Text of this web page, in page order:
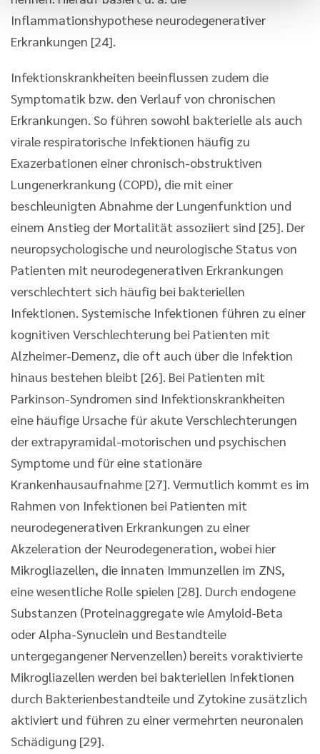
Inflammationshypothese neurodegenerativer
Erkrankungen [24].
Infektionskrankheiten beeinflussen zudem die
Symptomatik bzw. den Verlauf von chronischen
Erkrankungen. So führen sowohl bakterielle als auch
virale respiratorische Infektionen häufig zu
Exazerbationen einer chronisch-obstruktiven
Lungenerkrankung (COPD), die mit einer
beschleunigten Abnahme der Lungenfunktion und
einem Anstieg der Mortalität assoziiert sind [25]. Der
neuropsychologische und neurologische Status von
Patienten mit neurodegenerativen Erkrankungen
verschlechtert sich häufig bei bakteriellen
Infektionen. Systemische Infektionen führen zu einer
kognitiven Verschlechterung bei Patienten mit
Alzheimer-Demenz, die oft auch über die Infektion
hinaus bestehen bleibt [26]. Bei Patienten mit
Parkinson-Syndromen sind Infektionskrankheiten
eine häufige Ursache für akute Verschlechterungen
der extrapyramidal-motorischen und psychischen
Symptome und für eine stationäre
Krankenhausaufnahme [27]. Vermutlich kommt es im
Rahmen von Infektionen bei Patienten mit
neurodegenerativen Erkrankungen zu einer
Akzeleration der Neurodegeneration, wobei hier
Mikrogliazellen, die innaten Immunzellen im ZNS,
eine wesentliche Rolle spielen [28]. Durch endogene
Substanzen (Proteinaggregate wie Amyloid-Beta
oder Alpha-Synuclein und Bestandteile
untergegangener Nervenzellen) bereits voraktivierte
Mikrogliazellen werden bei bakteriellen Infektionen
durch Bakterienbestandteile und Zytokine zusätzlich
aktiviert und führen zu einer vermehrten neuronalen
Schädigung [29].